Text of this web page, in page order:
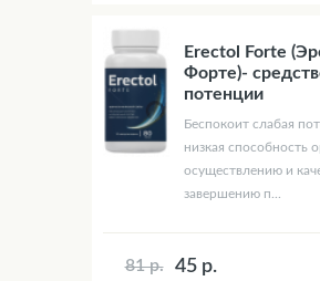
Erectol Forte
Форте)-
потенции
Беспокоит слабая
низкая способность
осуществлению и
завершению п...
81 р. 45 р.